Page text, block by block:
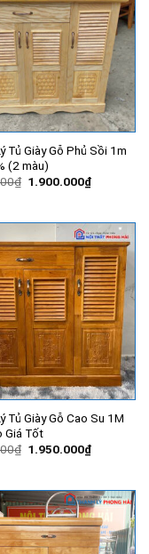
Tủ Giày Gỗ Phủ Sồi 1m
(2 màu)
₫ Giá
1.900.000₫Giá
hiện
Tủ Giày Gỗ Cao Su 1M
Giá Tốt
₫ Giá
1.950.000₫Giá
hiện